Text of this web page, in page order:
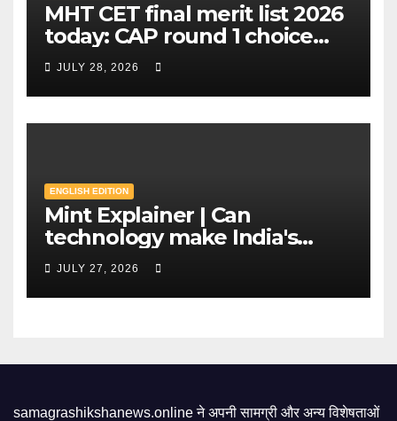
MHT CET final merit list 2026
today: CAP round 1 choice
filling starts, here's what
candidates should know |
Mint
JULY 28, 2026
ENGLISH EDITION
Mint Explainer | Can
technology make India's
exams leak-proof? | Mint
JULY 27, 2026
samagrashikshanews.online ने अपनी सामग्री और अन्य विशेषताओं